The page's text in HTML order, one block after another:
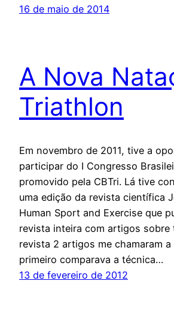
16 de maio de 2014
A Nova
Triathlon
Em novembro de 2011, tive a
participar do I Congresso
promovido pela CBTri. Lá tive
uma edição da revista científica
Human Sport and Exercise que
revista inteira com artigos sobre
revista 2 artigos me chamaram a
primeiro comparava a técnica…
13 de fevereiro de 2012